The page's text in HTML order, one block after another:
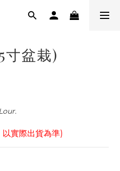
寸盆栽)
實際出貨為準)